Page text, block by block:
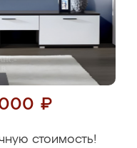
₽
стоимость!